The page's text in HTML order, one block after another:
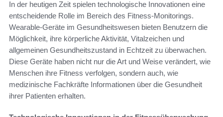
In der heutigen Zeit spielen technologische Innovationen eine
entscheidende Rolle im Bereich des Fitness-Monitorings.
Wearable-Geräte im Gesundheitswesen bieten Benutzern die
Möglichkeit, ihre körperliche Aktivität, Vitalzeichen und
allgemeinen Gesundheitszustand in Echtzeit zu überwachen.
Diese Geräte haben nicht nur die Art und Weise verändert, wie
Menschen ihre Fitness verfolgen, sondern auch, wie
medizinische Fachkräfte Informationen über die Gesundheit
ihrer Patienten erhalten.